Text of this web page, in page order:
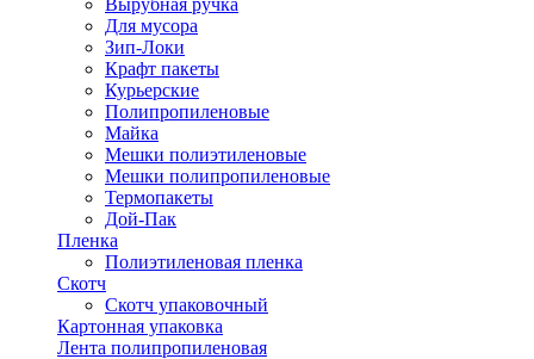
Для мусора
Зип-Локи
Крафт пакеты
Курьерские
Полипропиленовые
Майка
Мешки полиэтиленовые
Мешки полипропиленовые
Термопакеты
Дой-Пак
Пленка
Полиэтиленовая пленка
Скотч
Скотч упаковочный
Картонная упаковка
Лента полипропиленовая